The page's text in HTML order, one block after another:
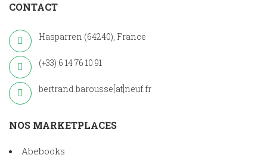
CONTACT
Hasparren (64240), France
(+33) 6 14 76 10 91
bertrand.barousse[at]neuf.fr
NOS MARKETPLACES
Abebooks